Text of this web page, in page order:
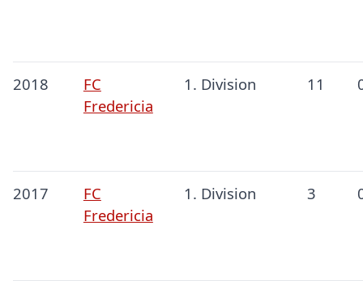
2018
FC
Fredericia
1. Division 11
2017
FC
Fredericia
1. Division 3